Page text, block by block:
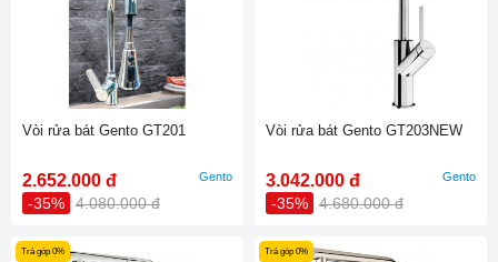
Vòi rửa bát Gento GT201
2.652.000 đ
-35% 4.080.000 đ
Gento
Vòi rửa bát Gento GT203NEW
3.042.000 đ
-35% 4.680.000 đ
Gento
Trả góp 0% Trả góp 0%